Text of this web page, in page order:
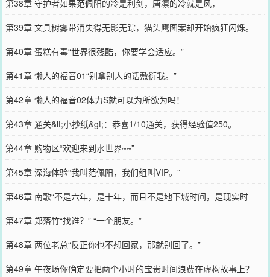
第38章 守护者如果范佩阳的冷是利剑，唐凛的冷就是风，
第39章 文具树雾带消失得无影无踪，猫头鹰图案却开始疯狂闪烁。
第40章 蛋糕有毒“世界很残酷，你要学会适应。”
第41章 懒人的福音01“别拿别人的话敷衍我。”
第42章 懒人的福音02体力S就可以为所欲为吗！
第43章 通关&lt;小抄纸&gt;：恭喜1/10通关，获得经验值250。
第44章 购物区“欢迎来到水世界~~”
第45章 深海体验“我叫范佩阳，我们组叫VIP。”
第46章 南歌“不是六年，是十年，而且不是地下城时间，是现实时
间。”
第47章 郑落竹“找谁？” “一个朋友。”
第48章 两位老总“反正你也不想回家，那就别回了。”
第49章 午夜场你确定要把两个小时的宝贵时间浪费在虚构故事上？